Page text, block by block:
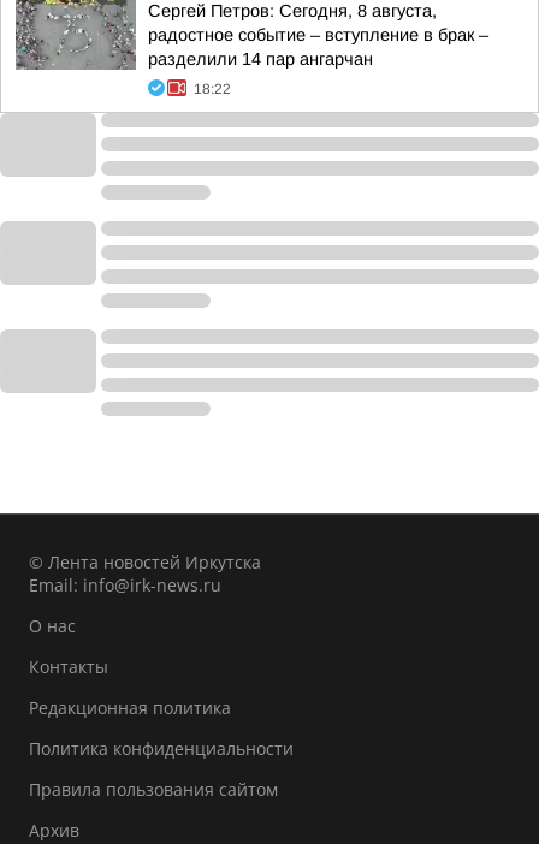
Сергей Петров: Сегодня, 8 августа,
радостное событие – вступление в брак –
разделили 14 пар ангарчан
18:22
© Лента новостей Иркутска
Email: info@irk-news.ru
О нас
Контакты
Редакционная политика
Политика конфиденциальности
Правила пользования сайтом
Архив